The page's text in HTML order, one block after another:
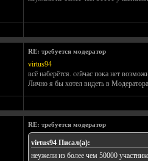
RE: требуется модератор
virtus94
всё наберётся. сейчас пока нет
Лично я бы хотел видеть в
RE: требуется модератор
virtus94 Писал(а):
неужели из более чем 50000